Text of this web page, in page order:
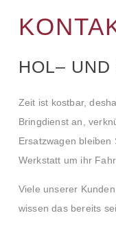
HOL–
Zeit ist kostbar,
Bringdienst an,
Ersatzwagen
Werkstatt um ihr
Viele unserer
wissen das bereits